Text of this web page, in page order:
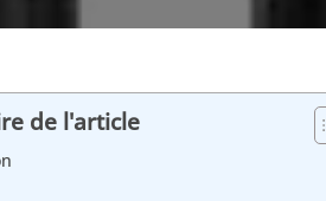
de l'article